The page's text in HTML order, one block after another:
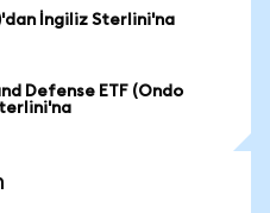
İngiliz Sterlini'na
Defense ETF (Ondo